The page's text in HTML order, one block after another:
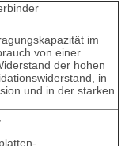
im
von einer
der hohen
in
und in der starken